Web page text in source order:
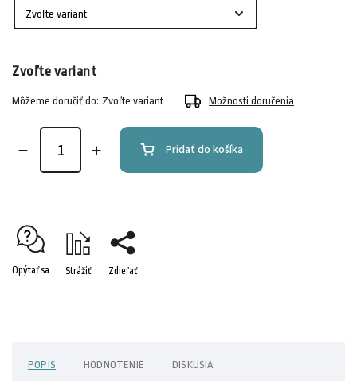
Zvoľte variant
Môžeme doručiť do: Zvoľte variant Možnosti doručenia
Pridať do košíka
Opýtať sa Strážiť Zdieľať
POPIS HODNOTENIE DISKUSIA